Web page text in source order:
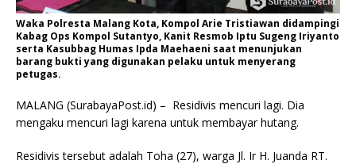
Waka Polresta Malang Kota, Kompol Arie Tristiawan didampingi
Kabag Ops Kompol Sutantyo, Kanit Resmob Iptu Sugeng Iriyanto
serta Kasubbag Humas Ipda Maehaeni saat menunjukan
barang bukti yang digunakan pelaku untuk menyerang
petugas.
MALANG (SurabayaPost.id) – Residivis mencuri lagi. Dia
mengaku mencuri lagi karena untuk membayar hutang.
Residivis tersebut adalah Toha (27), warga Jl. Ir H. Juanda RT.